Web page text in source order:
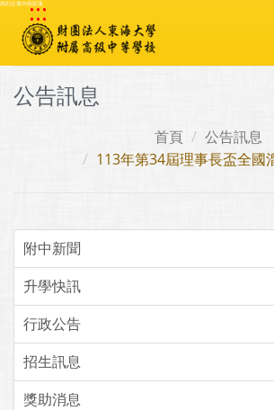
跳到主要內容區塊
:::
公告訊息
首頁
公告訊息
113年第34屆理事長盃全國
附中新聞
升學快訊
行政公告
招生訊息
獎助消息